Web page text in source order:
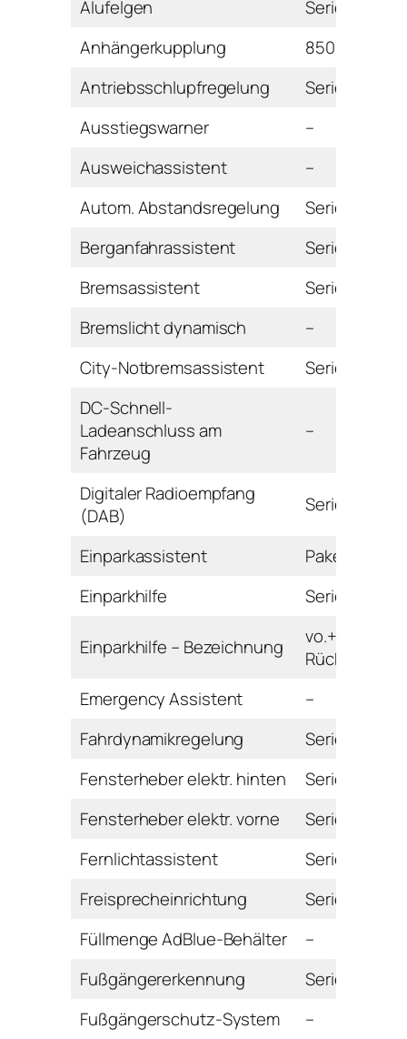
Alufelgen
Serie
Anhängerkupplung
850 Euro
Antriebsschlupfregelung
Serie
Ausstiegswarner
–
Ausweichassistent
–
Autom. Abstandsregelung
Serie
Berganfahrassistent
Serie
Bremsassistent
Serie
Bremslicht dynamisch
–
City-Notbremsassistent
Serie
DC-Schnell-
Ladeanschluss am
Fahrzeug
–
Digitaler Radioempfang
(DAB)
Serie
Einparkassistent
Paket
Einparkhilfe
Serie
Einparkhilfe – Bezeichnung
vo.+hi. mit
Emergency Assistent
–
Fahrdynamikregelung
Serie
Fensterheber elektr. hinten
Serie
Fensterheber elektr. vorne
Serie
Fernlichtassistent
Serie
Freisprecheinrichtung
Serie
Füllmenge AdBlue-Behälter
–
Fußgängererkennung
Serie
Fußgängerschutz-System
–